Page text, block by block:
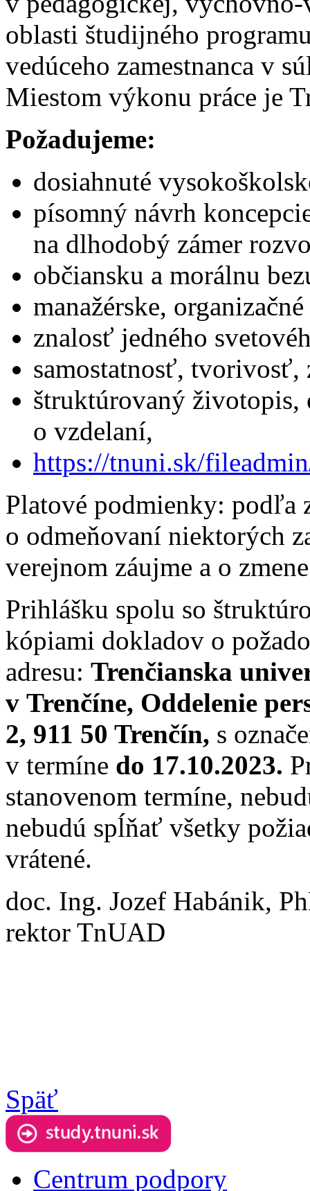
oblasti študijného
vedúceho zamestnanca v
Miestom výkonu práce je
Požadujeme:
dosiahnuté
písomný návrh
na dlhodobý zámer
občiansku a morálnu
manažérske,
znalosť jedného
samostatnosť, tvorivosť,
štruktúrovaný životopis,
o vzdelaní,
https://tnuni.sk/
Platové podmienky: podľa
o odmeňovaní niektorých
verejnom záujme a o
Prihlášku spolu so
kópiami dokladov o
adresu: Trenčianska
v Trenčíne, Oddelenie
2, 911 50 Trenčín, s
v termíne do 17.10.2023.
stanovenom termíne,
nebudú spĺňať všetky
vrátené.
doc. Ing. Jozef Habánik,
rektor TnUAD
Späť
Centrum podpory